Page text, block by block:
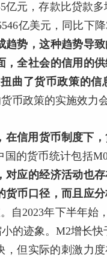
元，存款比贷款
亿美元，同比下
势，这种趋势导
全社会的信用的
曲了货币政策的信
币政策的实施效力
信用货币制度下
国的货币统计包括
应的经济活动也
币口径，而且应
自2023年下半年始
的迹象。M2增长
但实际的刺激力